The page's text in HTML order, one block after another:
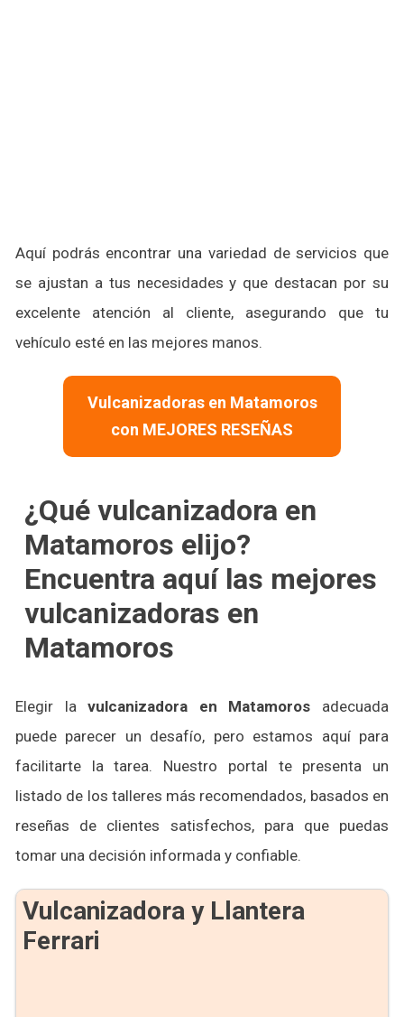
Aquí podrás encontrar una variedad de servicios que
se ajustan a tus necesidades y que destacan por su
excelente atención al cliente, asegurando que tu
vehículo esté en las mejores manos.
Vulcanizadoras en Matamoros
con MEJORES RESEÑAS
¿Qué vulcanizadora en
Matamoros elijo?
Encuentra aquí las mejores
vulcanizadoras en
Matamoros
Elegir lavulcanizadora en Matamoros adecuada
puede parecer un desafío, pero estamos aquí para
facilitarte la tarea. Nuestro portal te presenta un
listado de los talleres más recomendados, basados en
reseñas de clientes satisfechos, para que puedas
tomar una decisión informada y confiable.
Vulcanizadora y Llantera
Ferrari